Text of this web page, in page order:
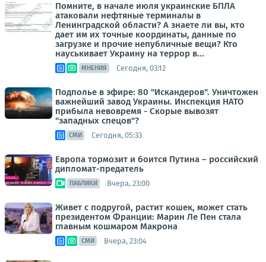
Помните, в начале июля украинские БПЛА
атаковали нефтяные терминалы в
Ленинградской области? А знаете ли вы, кто
дает им их точные координаты, данные по
загрузке и прочие непубличные вещи? Кто
науськивает Украину на террор в...
МНЕНИЯ Сегодня, 03:12
Подполье в эфире: 80 "Искандеров". Уничтожен
важнейший завод Украины. Инспекция НАТО
прибыла невовремя - Скорые вывозят
"западных спецов"?
СМИ Сегодня, 05:33
Европа тормозит и боится Путина – российский
дипломат-предатель
ПАБЛИКИ Вчера, 23:00
Живет с подругой, растит кошек, может стать
президентом Франции: Марин Ле Пен стала
главным кошмаром Макрона
СМИ Вчера, 23:04